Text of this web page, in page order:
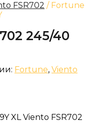
FSR702 / Fortune
245/40
Fortune, Viento
XL Viento FSR702